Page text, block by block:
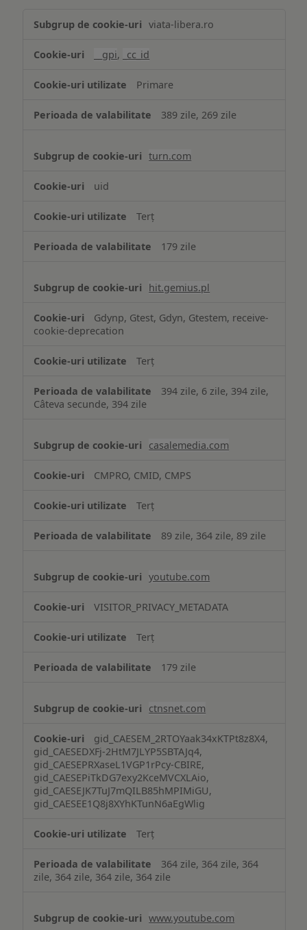
țintită
viata-libera.ro
__gpi, _cc_id
Primare
389 zile, 269 zile
turn.com
uid
Terț
179 zile
hit.gemius.pl
Gdynp, Gtest, Gdyn, Gtestem, receive-
cookie-deprecation
Terț
394 zile, 6 zile, 394 zile,
Câteva secunde, 394 zile
casalemedia.com
CMPRO, CMID, CMPS
Terț
89 zile, 364 zile, 89 zile
youtube.com
VISITOR_PRIVACY_METADATA
Terț
179 zile
ctnsnet.com
gid_CAESEM_2RTOYaak34xKTPt8z8X4,
gid_CAESEDXFj-2HtM7JLYP5SBTAJq4,
gid_CAESEPRXaseL1VGP1rPcy-CBIRE,
gid_CAESEPiTkDG7exy2KceMVCXLAio,
gid_CAESEJK7TuJ7mQILB85hMPIMiGU,
gid_CAESEE1Q8j8XYhKTunN6aEgWlig
Terț
364 zile, 364 zile, 364
zile, 364 zile, 364 zile, 364 zile
www.youtube.com